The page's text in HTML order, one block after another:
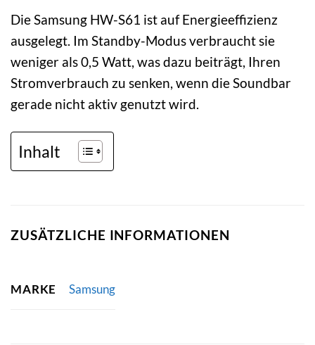
Die Samsung HW-S61 ist auf Energieeffizienz
ausgelegt. Im Standby-Modus verbraucht sie
weniger als 0,5 Watt, was dazu beiträgt, Ihren
Stromverbrauch zu senken, wenn die Soundbar
gerade nicht aktiv genutzt wird.
Inhalt
ZUSÄTZLICHE INFORMATIONEN
MARKE Samsung